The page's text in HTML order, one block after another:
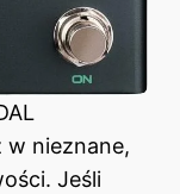
nieznane,
Jeśli